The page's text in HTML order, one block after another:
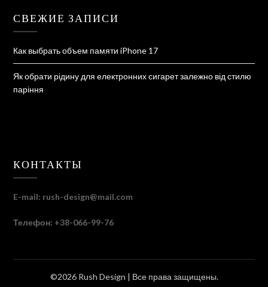
СВЕЖИЕ ЗАПИСИ
Как выбрать объем памяти iPhone 17
Як обрати рідину для електронних сигарет залежно від стилю
паріння
КОНТАКТЫ
E-mail: rush-design@mail.com
Телефон: +38-066-99-76
©2026 Rush Design | Все права защищены.